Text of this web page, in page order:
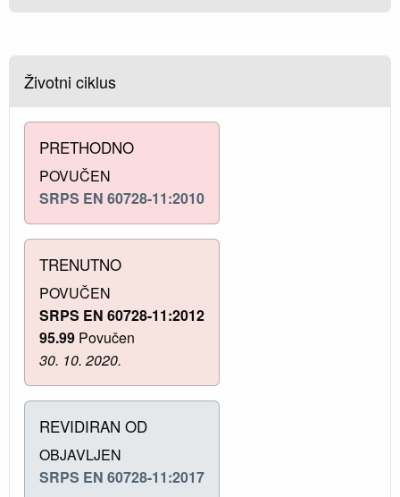
Životni ciklus
PRETHODNO
POVUČEN
SRPS EN 60728-11:2010
TRENUTNO
POVUČEN
SRPS EN 60728-11:2012
95.99 Povučen
30. 10. 2020.
REVIDIRAN OD
OBJAVLJEN
SRPS EN 60728-11:2017